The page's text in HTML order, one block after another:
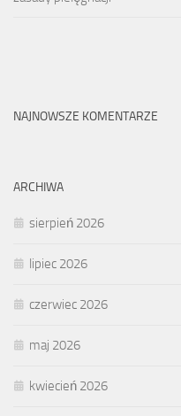
NAJNOWSZE KOMENTARZE
ARCHIWA
sierpień 2026
lipiec 2026
czerwiec 2026
maj 2026
kwiecień 2026